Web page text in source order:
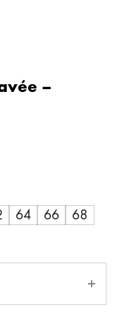
–
64 66 68